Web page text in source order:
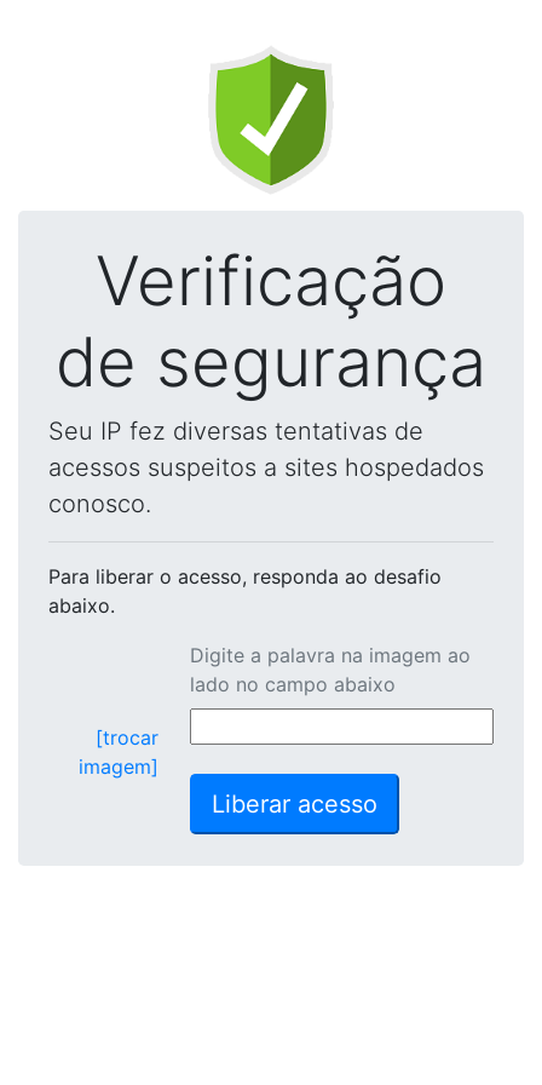
Verificação
de segurança
Seu IP fez diversas tentativas de
acessos suspeitos a sites hospedados
conosco.
Para liberar o acesso, responda ao desafio
abaixo.
[trocar
imagem]
Digite a palavra na imagem ao
lado no campo abaixo